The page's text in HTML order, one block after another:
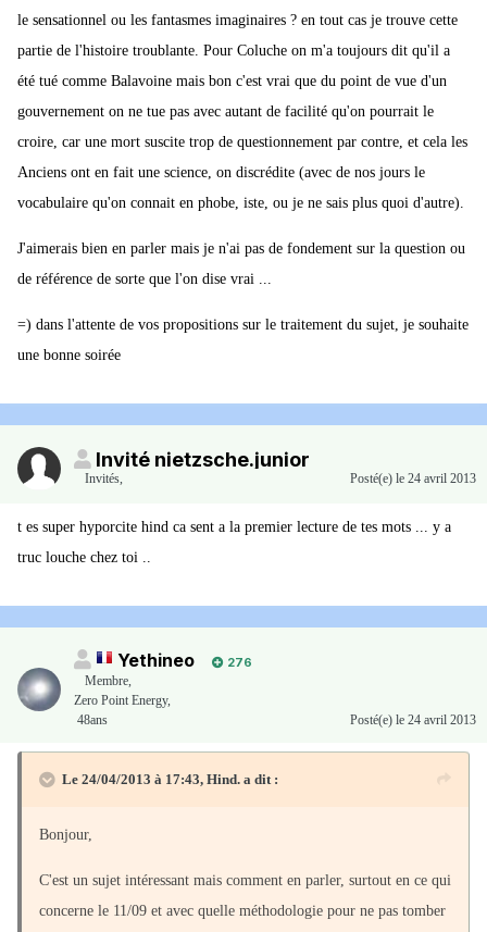
le sensationnel ou les fantasmes imaginaires ? en tout cas je trouve cette
partie de l'histoire troublante. Pour Coluche on m'a toujours dit qu'il a
été tué comme Balavoine mais bon c'est vrai que du point de vue d'un
gouvernement on ne tue pas avec autant de facilité qu'on pourrait le
croire, car une mort suscite trop de questionnement par contre, et cela les
Anciens ont en fait une science, on discrédite (avec de nos jours le
vocabulaire qu'on connait en phobe, iste, ou je ne sais plus quoi d'autre).
J'aimerais bien en parler mais je n'ai pas de fondement sur la question ou
de référence de sorte que l'on dise vrai ...
=) dans l'attente de vos propositions sur le traitement du sujet, je souhaite
une bonne soirée
Invité nietzsche.junior
Invités, Posté(e) le 24 avril 2013
t es super hyporcite hind ca sent a la premier lecture de tes mots ... y a
truc louche chez toi ..
Yethineo
276
Membre,
Zero Point Energy,
48ans
Posté(e) le 24 avril 2013
Le 24/04/2013 à 17:43, Hind. a dit :
Bonjour,
C'est un sujet intéressant mais comment en parler, surtout en ce qui
concerne le 11/09 et avec quelle méthodologie pour ne pas tomber